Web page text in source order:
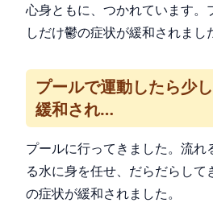
心身ともに、つかれています。
しだけ鬱の症状が緩和されまし
プールで運動したら少
緩和され…
プールに行ってきました。流れ
る水に身を任せ、だらだらし
の症状が緩和されました。